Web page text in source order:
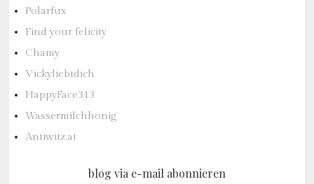
Polarfux
Find your felicity
Chamy
Vickyliebtdich
HappyFace313
Wassermilchhonig
Antiwitz.at
blog via e-mail abonnieren